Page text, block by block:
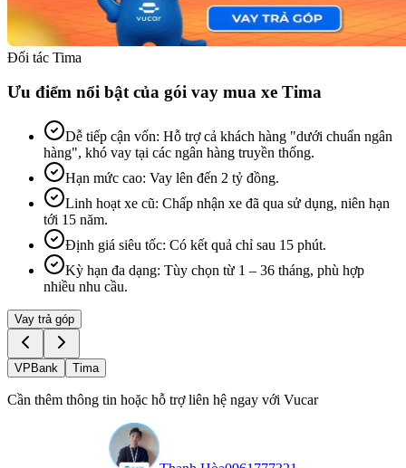
Đối tác Tima
Ưu điểm nổi bật của gói vay mua xe Tima
Dễ tiếp cận vốn: Hỗ trợ cả khách hàng "dưới chuẩn ngân
hàng", khó vay tại các ngân hàng truyền thống.
Hạn mức cao: Vay lên đến 2 tỷ đồng.
Linh hoạt xe cũ: Chấp nhận xe đã qua sử dụng, niên hạn
tới 15 năm.
Định giá siêu tốc: Có kết quả chỉ sau 15 phút.
Kỳ hạn đa dạng: Tùy chọn từ 1 – 36 tháng, phù hợp
nhiều nhu cầu.
Vay trả góp
VPBank Tima
Cần thêm thông tin hoặc hỗ trợ liên hệ ngay với Vucar